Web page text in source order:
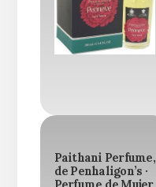
Paithani Perfume,
de Penhaligon’s ·